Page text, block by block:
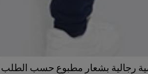
رجالية بشعار مطبوع حسب الطلب